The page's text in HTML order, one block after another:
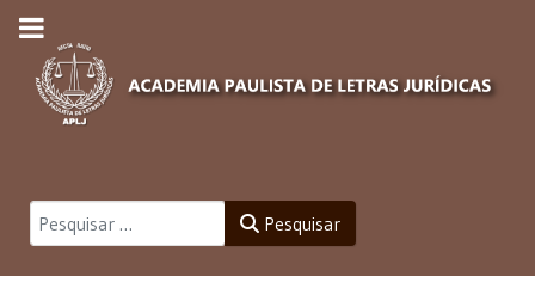
Pesquisar Pesquisar